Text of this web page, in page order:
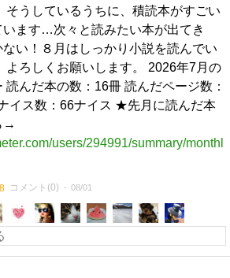
そうしているうちに、積読本がすごい
います…次々と読みたい本が出てき
い！８月はしっかり小説を読んでい
よろしくお願いします。 2026年7月の
読んだ本の数：16冊 読んだページ数：
イス数：66ナイス ★先月に読んだ本
→
users/294991/summary/monthl
コメント(0) 08/01